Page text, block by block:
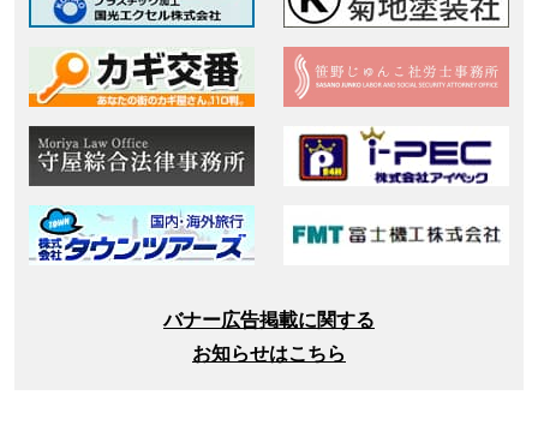
バナー広告掲載に関する
お知らせはこちら